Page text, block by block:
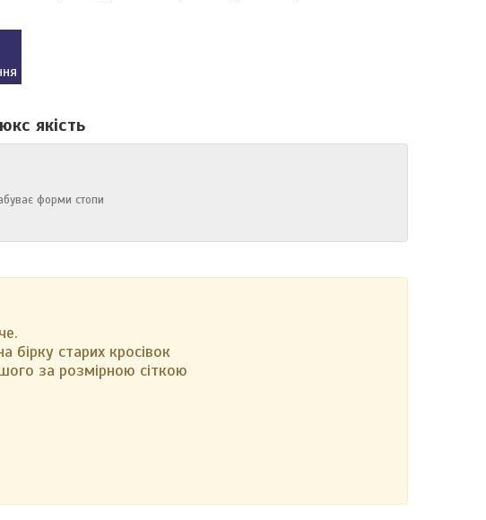
якість
форми стопи
бірку старих кросівок
за розмірною сіткою